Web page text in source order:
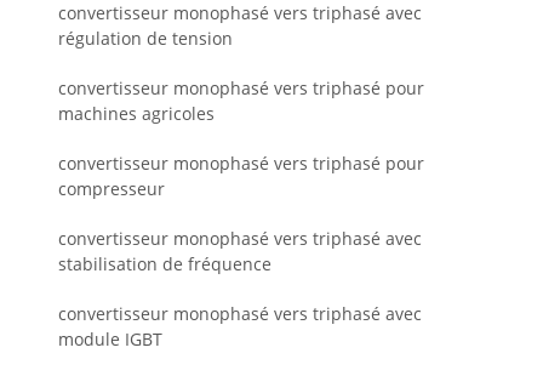
convertisseur monophasé vers triphasé avec
régulation de tension
convertisseur monophasé vers triphasé pour
machines agricoles
convertisseur monophasé vers triphasé pour
compresseur
convertisseur monophasé vers triphasé avec
stabilisation de fréquence
convertisseur monophasé vers triphasé avec
module IGBT